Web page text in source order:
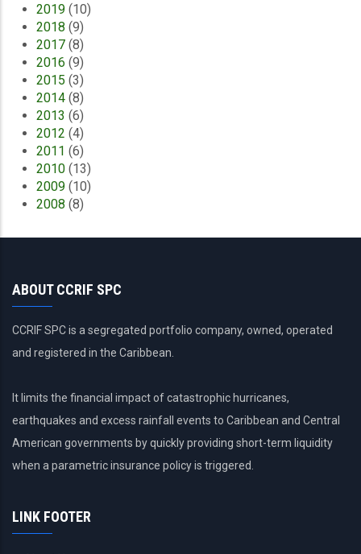
2019 (10)
2018 (9)
2017 (8)
2016 (9)
2015 (3)
2014 (8)
2013 (6)
2012 (4)
2011 (6)
2010 (13)
2009 (10)
2008 (8)
ABOUT CCRIF SPC
CCRIF SPC is a segregated portfolio company, owned, operated
and registered in the Caribbean.
It limits the financial impact of catastrophic hurricanes,
earthquakes and excess rainfall events to Caribbean and Central
American governments by quickly providing short-term liquidity
when a parametric insurance policy is triggered.
LINK FOOTER